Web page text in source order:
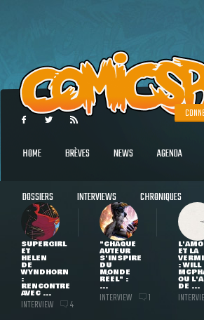
HOME BRÈVES NEWS AGENDA
DOSSIERS INTERVIEWS CHRONIQUES
SUPERGIRL
ET
HELEN
DE
WYNDHORN
:
RENCONTRE
AVEC ...
INTERVIEW 4
"CHAQUE
AUTEUR
S'INSPIRE
DU
MONDE
RÉEL" :
...
INTERVIEW 1
ET LA
: WILL
OU
DE ...